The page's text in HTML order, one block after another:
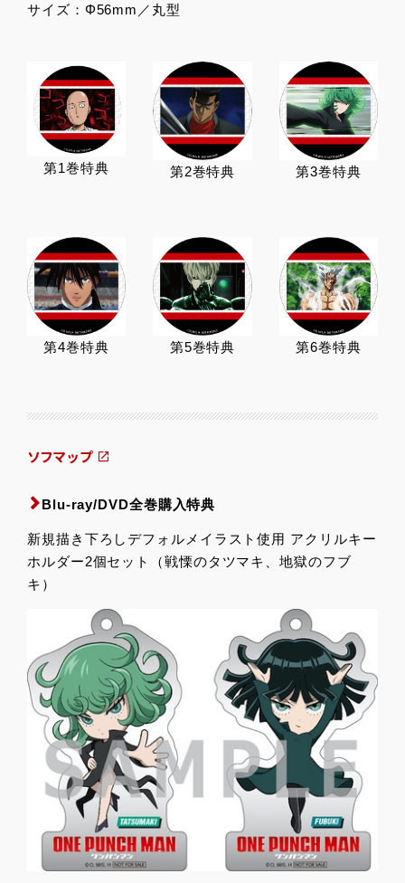
サイズ：Φ56mm／丸型
第1巻特典 第2巻特典 第3巻特典
第4巻特典 第5巻特典 第6巻特典
ソフマップ
Blu-ray/DVD全巻購入特典
新規描き下ろしデフォルメイラスト使用 アクリルキー
ホルダー2個セット（戦慄のタツマキ、地獄のフブ
キ）